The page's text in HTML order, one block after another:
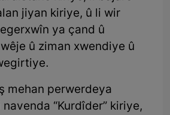
jiyan kiriye, û li wir
ya çand û
û ziman xwendiye û
mehan perwerdeya
“Kurdîder” kiriye,